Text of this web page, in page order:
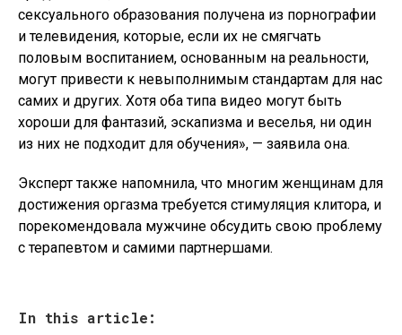
сексуального образования получена из порнографии
и телевидения, которые, если их не смягчать
половым воспитанием, основанным на реальности,
могут привести к невыполнимым стандартам для нас
самих и других. Хотя оба типа видео могут быть
хороши для фантазий, эскапизма и веселья, ни один
из них не подходит для обучения», — заявила она.
Эксперт также напомнила, что многим женщинам для
достижения оргазма требуется стимуляция клитора, и
порекомендовала мужчине обсудить свою проблему
с терапевтом и самими партнершами.
In this article: